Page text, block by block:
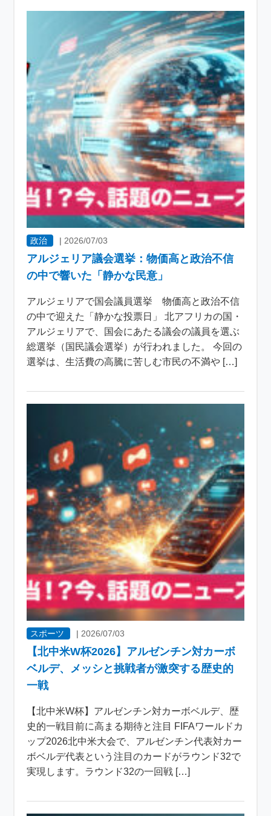
政治 | 2026/07/03
アルジェリア議会選挙：物価高と政治不信
の中で響いた「静かな民意」
アルジェリアで国会議員選挙 物価高と政治不信
の中で迎えた「静かな投票日」 北アフリカの国・
アルジェリアで、国会にあたる議会の議員を選ぶ
総選挙（国民議会選挙）が行われました。 今回の
選挙は、生活費の高騰に苦しむ市民の不満や […]
スポーツ | 2026/07/03
【北中米W杯2026】アルゼンチン対カーボ
ベルデ、メッシと挑戦者が激突する歴史的
一戦
【北中米W杯】アルゼンチン対カーボベルデ、歴
史的一戦目前に高まる期待と注目 FIFAワールドカ
ップ2026北中米大会で、アルゼンチン代表対カー
ボベルデ代表という注目のカードがラウンド32で
実現します。ラウンド32の一回戦 […]